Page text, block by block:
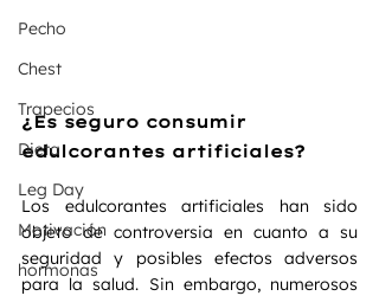
Pecho
Chest
Trapecios
Dieta
Leg Day
Motivación
hormonas
¿Es seguro consumir
edulcorantes artificiales?
Los edulcorantes artificiales han sido
objeto de controversia en cuanto a su
seguridad y posibles efectos adversos
para la salud. Sin embargo, numerosos